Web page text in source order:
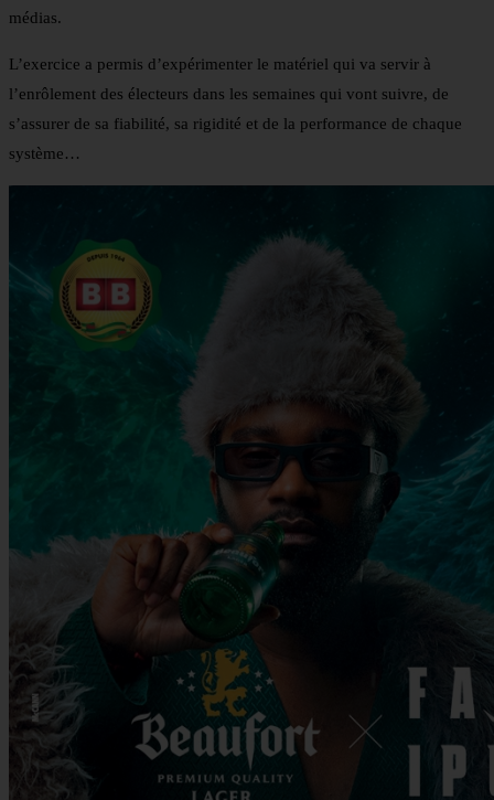
médias.
L’exercice a permis d’expérimenter le matériel qui va servir à
l’enrôlement des électeurs dans les semaines qui vont suivre, de
s’assurer de sa fiabilité, sa rigidité et de la performance de chaque
système…